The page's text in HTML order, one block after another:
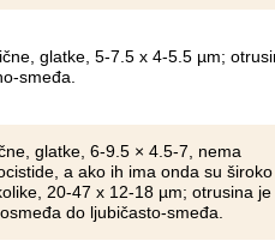
glatke, 5-7.5 x 4-5.5 µm;
smeđa.
glatke, 6-9.5 × 4.5-7, nema
a ako ih ima onda su široko
20-47 x 12-18 µm; otrusina je
do ljubičasto-smeđa.